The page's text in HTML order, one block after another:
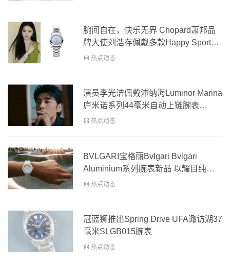
腕间自在，快乐无界 Chopard萧邦品
牌大使刘浩存佩戴多款Happy Sport系
列腕表 诠释新生代风尚
热点动态
演员李光洁佩戴沛纳海Luminor Marina
庐米诺系列44毫米自动上链腕表
热点动态
BVLGARI宝格丽Bvlgari Bvlgari
Aluminium系列腕表新品 以耀目纯白
为盛夏时光注入运动型格
热点动态
冠蓝狮推出Spring Drive UFA诹访湖37
毫米SLGB015腕表
热点动态